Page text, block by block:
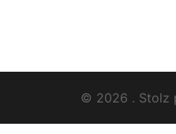
© 2026 . Stolz